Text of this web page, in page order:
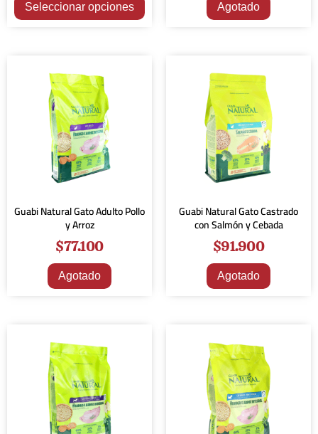
Seleccionar opciones Agotado
Guabi Natural Gato Adulto Pollo
y Arroz
$77.100
Agotado
Guabi Natural Gato Castrado
con Salmón y Cebada
$91.900
Agotado